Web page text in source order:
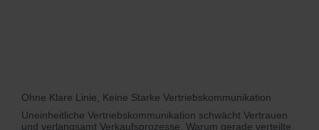
Ohne Klare Linie, Keine Starke Vertriebskommunikation
Uneinheitliche Vertriebskommunikation schwächt Vertrauen
und verlangsamt Verkaufsprozesse. Warum gerade verteilte